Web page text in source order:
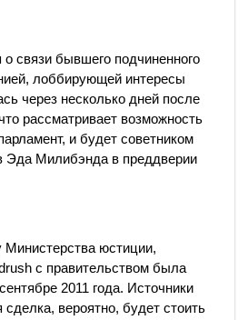
связи бывшего подчиненного
лоббирующей интересы
через несколько дней после
рассматривает возможность
и будет советником
Эда Милибэнда в преддверии
Министерства юстиции,
с правительством была
2011 года. Источники
вероятно, будет стоить